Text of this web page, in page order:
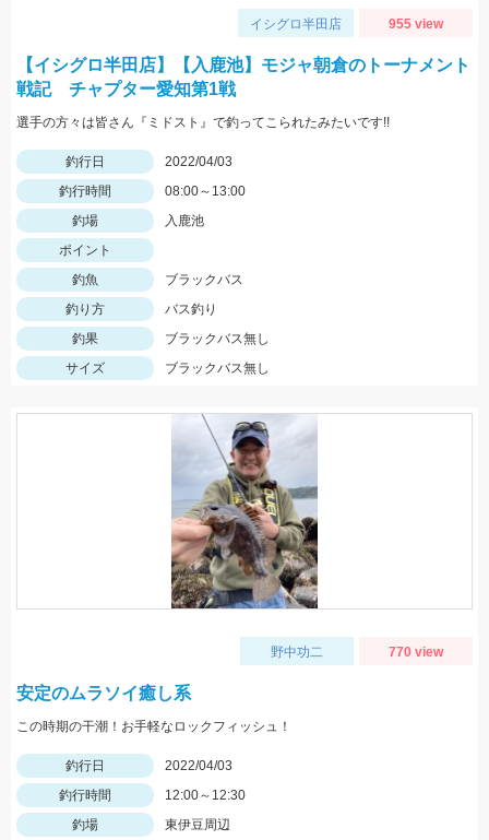
イシグロ半田店 955 view
【イシグロ半田店】【入鹿池】モジャ朝倉のトーナメント
戦記 チャプター愛知第1戦
選手の方々は皆さん『ミドスト』で釣ってこられたみたいです!!
釣行日
2022/04/03
釣行時間
08:00～13:00
釣場
入鹿池
ポイント
釣魚
ブラックバス
釣り方
バス釣り
釣果
ブラックバス無し
サイズ
ブラックバス無し
野中功二 770 view
安定のムラソイ癒し系
この時期の干潮！お手軽なロックフィッシュ！
釣行日
2022/04/03
釣行時間
12:00～12:30
釣場
東伊豆周辺